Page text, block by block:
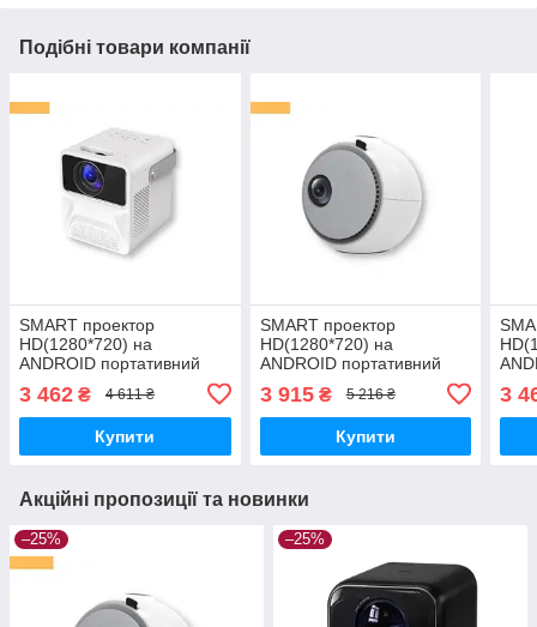
Подібні товари компанії
SMART проектор
HD(1280*720) на
ANDROID портативний
SOUNDBOX WHITE(4000
lumen) із підключенням до
iOS та Android для
3 462 ₴ 4 611 ₴
Купити
SMART проектор
HD(1280*720) на
ANDROID портативний
KOLO(4000 lumen) із
зовнішнім підключенням
до iOS та Android для
3 915₴ 5 216 ₴
Купити
3
Акційні пропозиції та новинки
–25% –25%